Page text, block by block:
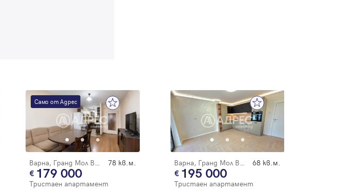
Само от Адрес
78 кв.м.
179 000
Тристаен апартамент
68 кв.м.
195 000
Тристаен апартамент